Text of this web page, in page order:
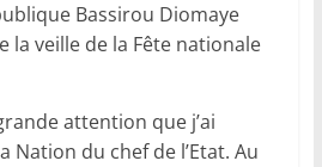
Bassirou Diomaye
la veille de la Fête nationale
attention que j’ai
Nation du chef de l’Etat. Au